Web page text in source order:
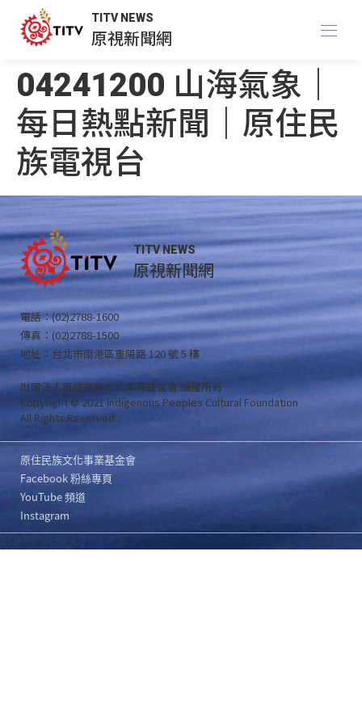
TITV NEWS
原視新聞網
04241200 山海氣象｜
每日熱點新聞｜原住民
族電視台
TITV NEWS
原視新聞網
電話：(02)2788-1600
傳真：(02)2788-1500
地址：台北市南港區重陽路 120 號 5 樓
財團法人原住民族文化事業基金會 版權所有
Copyright © 2021 Indigenous Peoples Cultural Foundation
All Rights Reserved .
原住民族文化事業基金會
Facebook 粉絲專頁
YouTube 頻道
Instagram